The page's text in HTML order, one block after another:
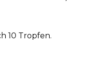
10 Tropfen.